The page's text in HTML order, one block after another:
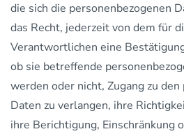
die sich die personenbezogenen
das Recht, jederzeit von dem für
Verantwortlichen eine
ob sie betreffende
werden oder nicht, Zugang zu
Daten zu verlangen, ihre
ihre Berichtigung, Einschränkung